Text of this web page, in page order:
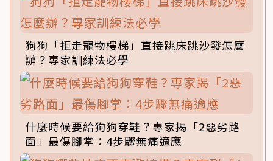
狗狗「拒走寵物樓梯」直接跳床跳沙發怎麼
辦？專家訓練法必學
什麼時候要給狗狗穿鞋？專家揭「2惡劣路
面」最傷腳掌：4步驟無痛適應